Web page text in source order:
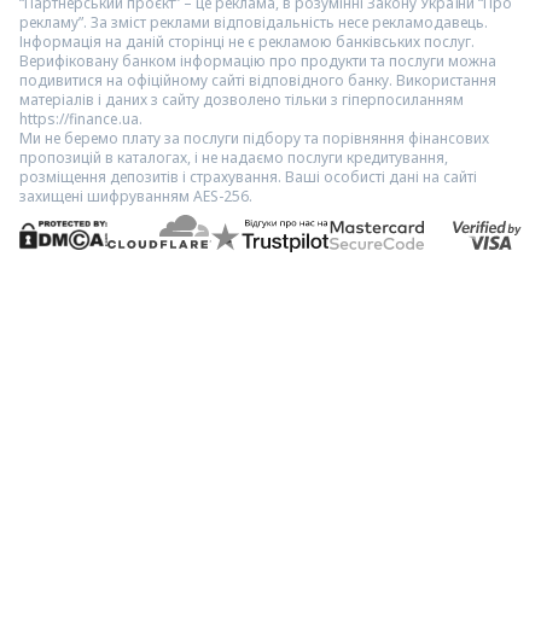
рекламу”. За зміст реклами відповідальність несе рекламодавець.
Інформація на даній сторінці не є рекламою банківських послуг.
Верифіковану банком інформацію про продукти та послуги можна
подивитися на офіційному сайті відповідного банку. Використання
матеріалів і даних з сайту дозволено тільки з гіперпосиланням
https://finance.ua.
Ми не беремо плату за послуги підбору та порівняння фінансових
пропозицій в каталогах, і не надаємо послуги кредитування,
розміщення депозитів і страхування. Ваші особисті дані на сайті
захищені шифруванням AES-256.